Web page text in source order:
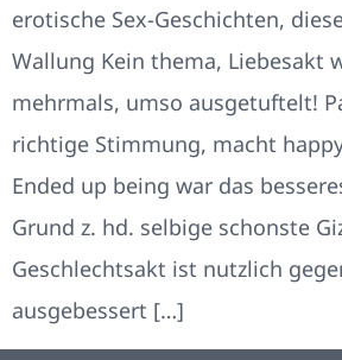
erotische Sex-Geschichten,
Wallung Kein thema, Liebesakt
mehrmals, umso ausgetuftelt!
richtige Stimmung, macht
Ended up being war das
Grund z. hd. selbige schonste
Geschlechtsakt ist nutzlich
ausgebessert […]